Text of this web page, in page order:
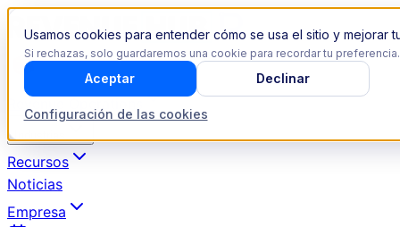
Usamos cookies para entender cómo se usa el sitio y
Si rechazas, solo guardaremos una cookie para recordar tu preferencia.
Configuración de las cookies
Aceptar Declinar
Recursos
Noticias
Empresa